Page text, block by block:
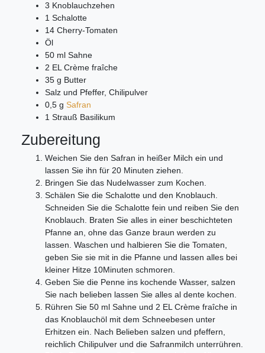
3 Knoblauchzehen
1 Schalotte
14 Cherry-Tomaten
Öl
50 ml Sahne
2 EL Crème fraîche
35 g Butter
Salz und Pfeffer, Chilipulver
0,5 g Safran
1 Strauß Basilikum
Zubereitung
Weichen Sie den Safran in heißer Milch ein und
lassen Sie ihn für 20 Minuten ziehen.
Bringen Sie das Nudelwasser zum Kochen.
Schälen Sie die Schalotte und den Knoblauch.
Schneiden Sie die Schalotte fein und reiben Sie den
Knoblauch. Braten Sie alles in einer beschichteten
Pfanne an, ohne das Ganze braun werden zu
lassen. Waschen und halbieren Sie die Tomaten,
geben Sie sie mit in die Pfanne und lassen alles bei
kleiner Hitze 10Minuten schmoren.
Geben Sie die Penne ins kochende Wasser, salzen
Sie nach belieben lassen Sie alles al dente kochen.
Rühren Sie 50 ml Sahne und 2 EL Crème fraîche in
das Knoblauchöl mit dem Schneebesen unter
Erhitzen ein. Nach Belieben salzen und pfeffern,
reichlich Chilipulver und die Safranmilch unterrühren.